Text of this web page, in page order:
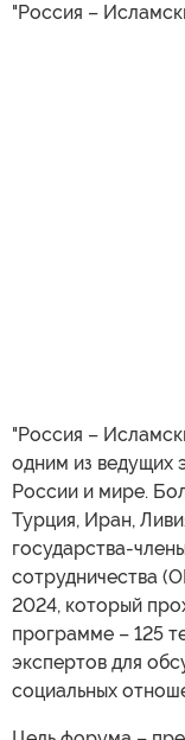
"Россия –
"Россия –
одним из ведущих
России и мире.
Турция, Иран,
государства-
сотрудничества
2024, который
программе – 125
экспертов для
социальных